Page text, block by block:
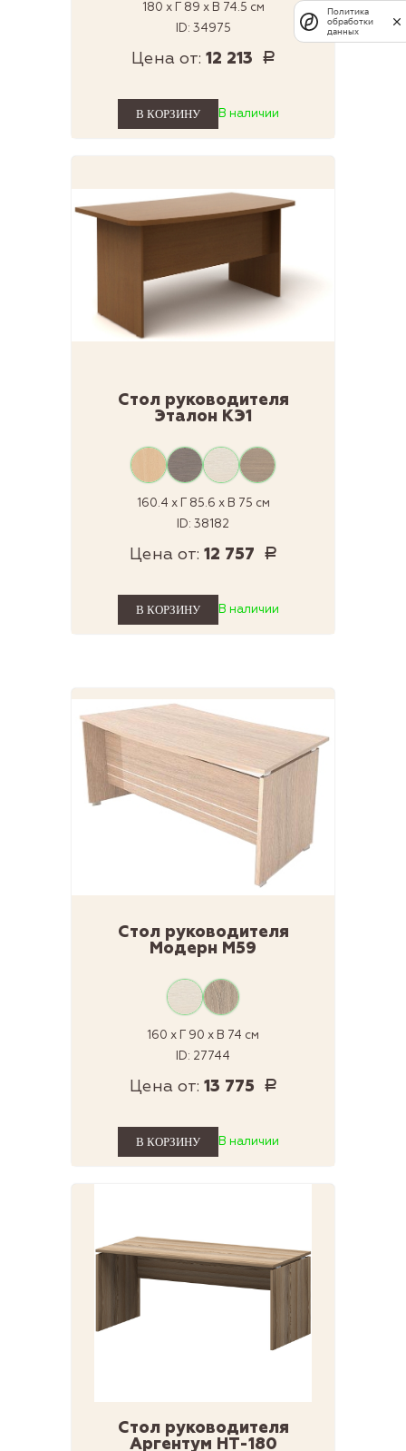
180 x Г 89 x В 74.5 см
ID: 34975
Цена от: 12 213 Р
В наличии
Стол руководителя
Эталон КЭ1
160.4 x Г 85.6 x В 75 см
ID: 38182
Цена от: 12 757 Р
В наличии
Стол руководителя
Модерн М59
160 x Г 90 x В 74 см
ID: 27744
Цена от: 13 775 Р
В наличии
Стол руководителя
Аргентум НТ-180
Политика
обработки
данных